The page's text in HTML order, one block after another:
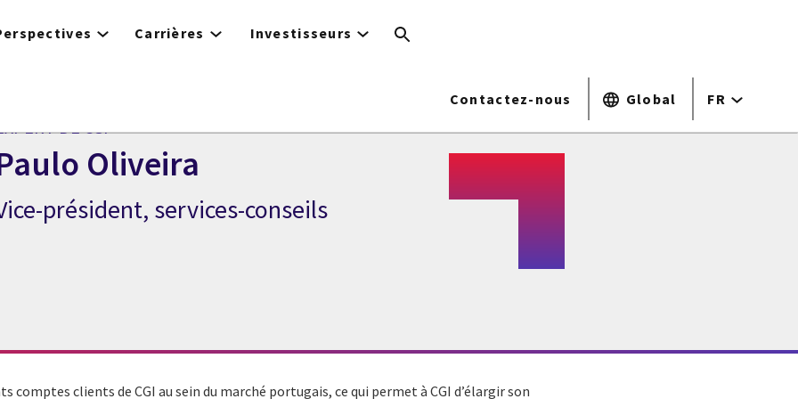
Carrières Investisseurs
Contactez-nous Global FR
DE CGI
Oliveira
de CGI Paulo Oliveira
président, services-conseils
comptes clients de CGI au sein du marché portugais, ce qui permet à CGI d’élargir son